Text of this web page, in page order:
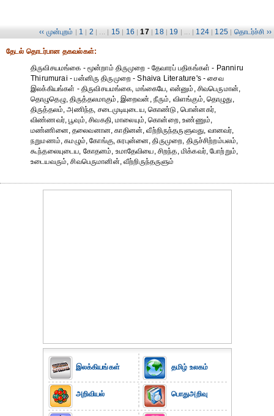
‹‹ முன்புறம் | 1 | 2 | ... | 15 | 16 | 17 | 18 | 19 | ... | 124 | 125 | தொடர்ச்சி ››
தேட‌ல் தொட‌ர்பான தகவ‌ல்க‌ள்:
திருவிசயமங்கை - மூன்றாம் திருமுறை - தேவாரப் பதிகங்கள் - Panniru
Thirumurai - பன்னிரு திருமுறை - Shaiva Literature's - சைவ
இலக்கியங்கள் - திருவிசயமங்கை, மங்கையே, என்னும், சிவபெருமான்,
தொழுதெழு, திருத்தலமாகும், இறைவன், நீரும், விளங்கும், தொழுது,
திருத்தலம், அணிந்த, சடைமுடியுடைய, கொண்டு, பொன்னகர்,
விண்ணவர், பூவும், சிவகதி, மாலையும், கொன்றை, உண்ணும்,
மண்ணினை, தலைவனான, காதினன், வீற்றிருந்தருளுவது, வானவர்,
நறுமணம், கமழும், கோங்கு, சுரபுன்னை, திருமுறை, திருச்சிற்றம்பலம்,
கூந்தலையுடைய, கோதனம், உமாதேவியை, சிறந்த, மிக்கவர், போற்றும்,
உடையவரும், சிவபெருமானின், வீற்றிருந்தருளும்
இலக்கியங்கள்
அறிவியல்
தமிழ் உலகம்
பொதுஅறிவு